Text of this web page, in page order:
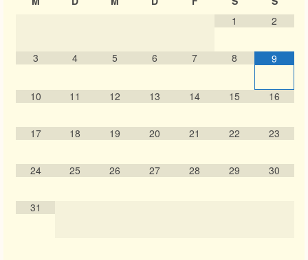
1
2
3 4 5 6 7 8 9
10 11 12 13 14 15 16
17 18 19 20 21 22 23
24 25 26 27 28 29 30
31